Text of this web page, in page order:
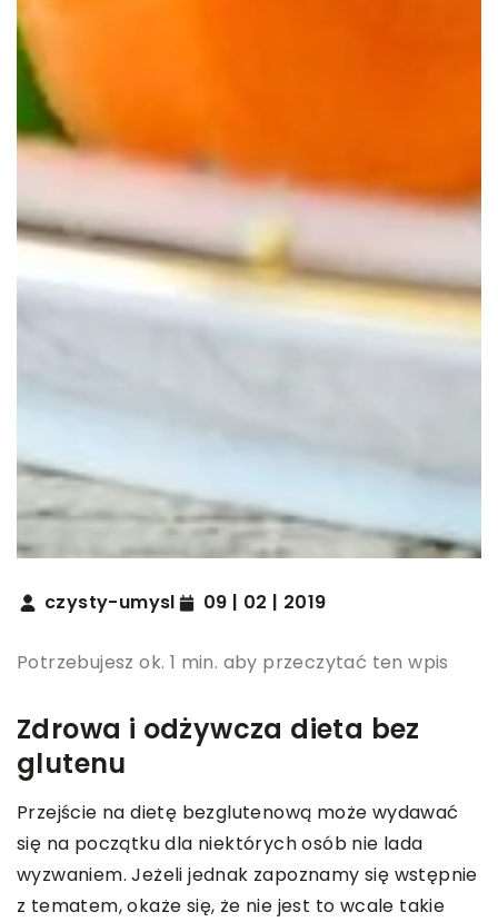
czysty-umysl 09 | 02 | 2019
Potrzebujesz ok. 1 min. aby przeczytać ten wpis
Zdrowa i odżywcza dieta bez
glutenu
Przejście na dietę bezglutenową może wydawać
się na początku dla niektórych osób nie lada
wyzwaniem. Jeżeli jednak zapoznamy się wstępnie
z tematem, okaże się, że nie jest to wcale takie